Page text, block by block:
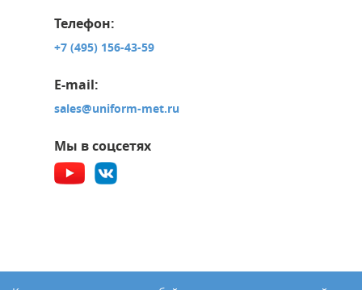
Телефон:
+7 (495) 156-43-59
E-mail:
sales@uniform-met.ru
Мы в соцсетях